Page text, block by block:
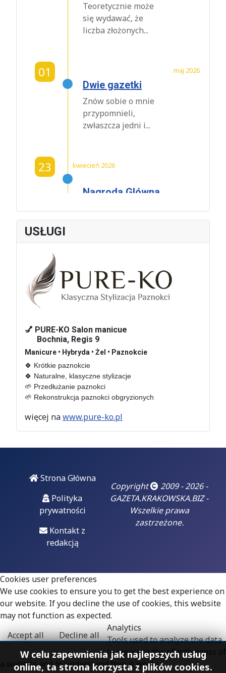
W celu zapewnienia jak najlepszych usług
online, ta strona korzysta z plików cookies.
Teoretycznie może
się wydawać, że
liczba złożonych...
01 maj 2026
Dwie gazetki
Znów sobie o mnie
przypomnieli,
zwłaszcza jedni i...
23 kwiecień 2026
Nagroda Glówna
Dźwigaja
2026 roku w
Oranżerii Dworu w...
01
Hotel De Niro –
sprawa nie taka
znów lokalna
Wydawać by się
mogło, że mówimy o
sprawie lokalnej...
"Czarzasty już
dobrze wie, że
czas jego
błazenady się
skończył, prąd
Włodzimierz
Czarzasty - co trzeba
stale powtarzać...
USŁUGI
💅 PURE-KO Salon manicue
Bochnia, Regis 9
Manicure • Hybryda • Żel • Paznokcie
🍀 Krótkie paznokcie
🍀 Naturalne, klasyczne stylizacje
🌱 Przedłużanie paznokci
🌱 Rekonstrukcja paznokci obgryzionych
więcej nawww.pure-ko.pl
Strona Główna
Polityka
prywatności
Kontakt z
redakcją
Copyright
2009 - 2026 -
GAZETA.KRAKOWSKA.BIZ -
Wszelkie prawa
zastrzeżone.
Cookies user preferences
We use cookies to ensure you to get the best experience on
our website. If you decline the use of cookies, this website
may not function as expected.
Accept all
Decline all
Analytics
Tools used to analyze the data
to measure the effectiveness of
a website and to understand how it works.